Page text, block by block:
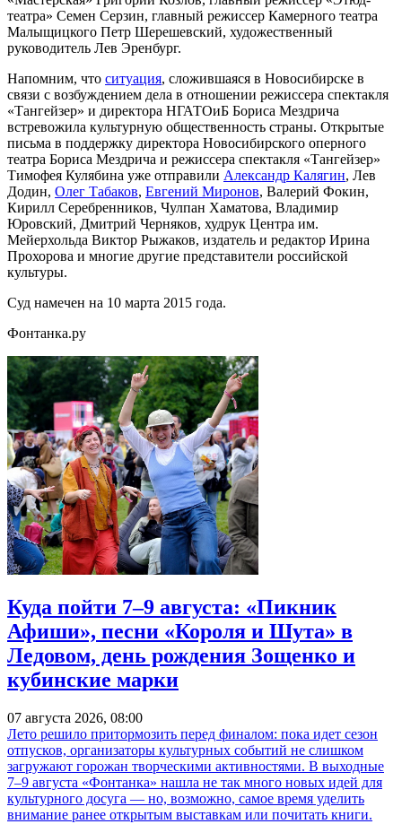
театра» Семен Серзин, главный режиссер Камерного театра
Малыщицкого Петр Шерешевский, художественный
руководитель Лев Эренбург.
Напомним, что ситуация, сложившаяся в Новосибирске в
связи с возбуждением дела в отношении режиссера спектакля
«Тангейзер» и директора НГАТОиБ Бориса Мездрича
встревожила культурную общественность страны. Открытые
письма в поддержку директора Новосибирского оперного
театра Бориса Мездрича и режиссера спектакля «Тангейзер»
Тимофея Кулябина уже отправили Александр Калягин, Лев
Додин, Олег Табаков, Евгений Миронов, Валерий Фокин,
Кирилл Серебренников, Чулпан Хаматова, Владимир
Юровский, Дмитрий Черняков, худрук Центра им.
Мейерхольда Виктор Рыжаков, издатель и редактор Ирина
Прохорова и многие другие представители российской
культуры.
Суд намечен на 10 марта 2015 года.
Фонтанка.ру
Куда пойти 7–9 августа: «Пикник
Афиши», песни «Короля и Шута» в
Ледовом, день рождения Зощенко и
кубинские марки
07 августа 2026, 08:00
Лето решило притормозить перед финалом: пока идет сезон
отпусков, организаторы культурных событий не слишком
загружают горожан творческими активностями. В выходные
7–9 августа «Фонтанка» нашла не так много новых идей для
культурного досуга — но, возможно, самое время уделить
внимание ранее открытым выставкам или почитать книги.